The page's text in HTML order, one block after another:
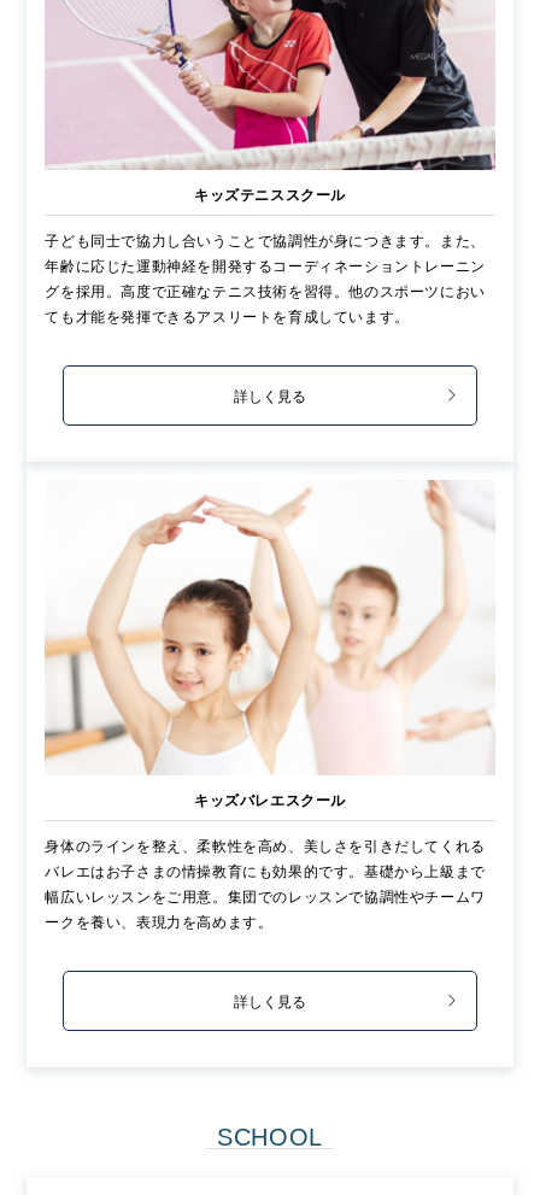
キッズテニススクール
子ども同士で協力し合いうことで協調性が身につきます。また、
年齢に応じた運動神経を開発するコーディネーショントレーニン
グを採用。高度で正確なテニス技術を習得。他のスポーツにおい
ても才能を発揮できるアスリートを育成しています。
詳しく見る
キッズバレエスクール
身体のラインを整え、柔軟性を高め、美しさを引きだしてくれる
バレエはお子さまの情操教育にも効果的です。基礎から上級まで
幅広いレッスンをご用意。集団でのレッスンで協調性やチームワ
ークを養い、表現力を高めます。
詳しく見る
SCHOOL